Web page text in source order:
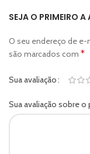
SEJA O PRIMEIRO A
O seu endereço de e-
são marcados com *
Sua avaliação
Sua avaliação sobre o